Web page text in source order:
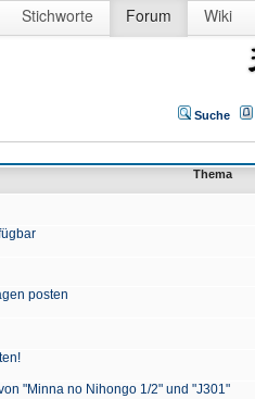
Stichworte Forum Wiki
Suche
Thema
posten
"Minna no Nihongo 1/2" und "J301"